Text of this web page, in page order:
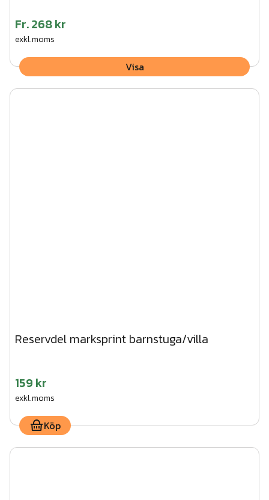
Fr.268 kr
exkl.moms
Visa
Reservdel marksprint barnstuga/villa
159 kr
exkl.moms
Köp